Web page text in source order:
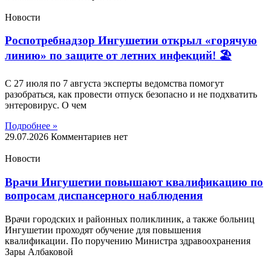
Новости
Роспотребнадзор Ингушетии открыл «горячую
линию» по защите от летних инфекций! 🏖
С 27 июля по 7 августа эксперты ведомства помогут
разобраться, как провести отпуск безопасно и не подхватить
энтеровирус. О чем
Подробнее »
29.07.2026 Комментариев нет
Новости
Врачи Ингушетии повышают квалификацию по
вопросам диспансерного наблюдения
Врачи городских и районных поликлиник, а также больниц
Ингушетии проходят обучение для повышения
квалификации. По поручению Министра здравоохранения
Зары Албаковой